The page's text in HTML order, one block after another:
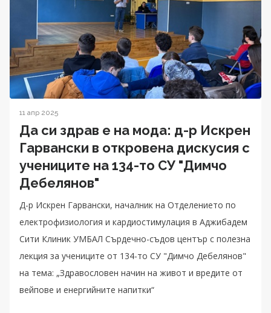
11 апр 2025
Да си здрав е на мода: д-р Искрен
Гарвански в откровена дискусия с
учениците на 134-то СУ "Димчо
Дебелянов"
Д-р Искрен Гарвански, началник на Отделението по
електрофизиология и кардиостимулация в Аджибадем
Сити Клиник УМБАЛ Сърдечно-съдов център с полезна
лекция за учениците от 134-то СУ "Димчо Дебелянов"
на тема: „Здравословен начин на живот и вредите от
вейпове и енергийните напитки“